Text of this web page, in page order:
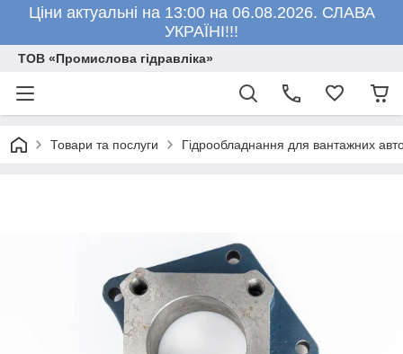
Ціни актуальні на 13:00 на 06.08.2026. СЛАВА
УКРАЇНІ!!!
ТОВ «Промислова гідравліка»
Товари та послуги Гідрообладнання для вантажних